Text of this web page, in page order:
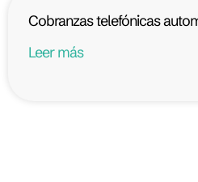
Cobranzas telefónicas
Leer más